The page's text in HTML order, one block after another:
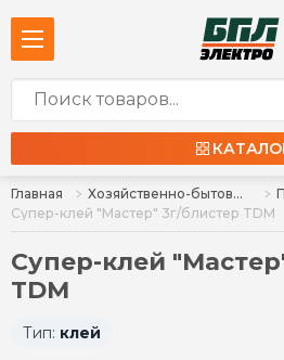
Главная Хозяйственно-бытовые товары
Супер-клей "Мастер" 3г/блистер TDM
Супер-клей
TDM
Тип: клей